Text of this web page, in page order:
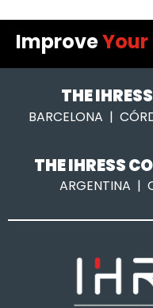
ImproveYour
THE
BARCELONA |
THE IHRESS
ARGENTINA |